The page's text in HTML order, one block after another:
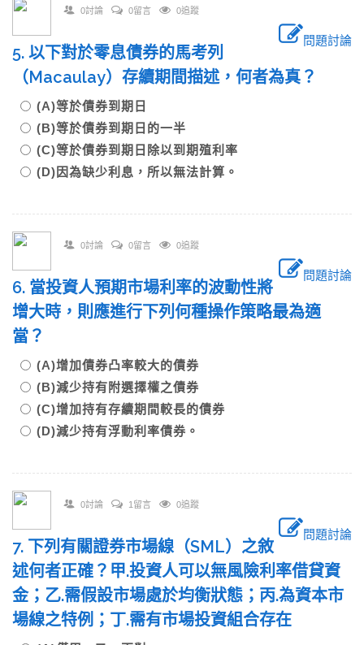
0討論 0留言 0追蹤
問題討論
5. 以下對於零息債券的馬考列
（Macaulay）存續期間描述，何者為真？
(A)等於債券到期日
(B)等於債券到期日的一半
(C)等於債券到期日除以到期殖利率
(D)因為缺少利息，所以無法計算。
0討論 0留言 0追蹤
問題討論
6. 當投資人預期市場利率的波動性將
增大時，則應進行下列何種操作策略最為適
當？
(A)增加債券凸率較大的債券
(B)減少持有附選擇權之債券
(C)增加持有存續期間較長的債券
(D)減少持有浮動利率債券。
0討論 1留言 0追蹤
問題討論
7. 下列有關證券市場線（SML）之敘
述何者正確？甲.投資人可以無風險利率借貸資
金；乙.需假設市場處於均衡狀態；丙.為資本市
場線之特例；丁.需有市場投資組合存在